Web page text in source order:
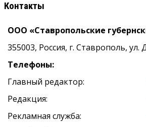
Контакты
ООО «Ставропольские
355003, Россия, г. Ставрополь, ул.
Телефоны:
Главный редактор:
Редакция:
Рекламная служба: